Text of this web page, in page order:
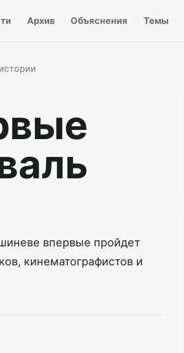
Архив Объяснения Темы
впервые пройдет
кинематографистов и